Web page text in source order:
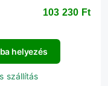
103 230 Ft‎
helyezés
szállítás